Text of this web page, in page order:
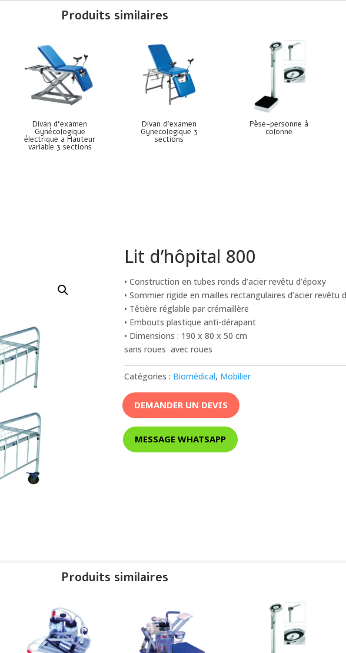
Produits similaires
Divan d’examen
Gynécologique
électrique a Hauteur
variable 3 sections
Divan d’examen
Gynecologique 3
sections
Pèse-personne à
colonne
Lit d’hôpital 800
• Construction en tubes ronds d’acier revêtu d’époxy
• Sommier rigide en mailles rectangulaires d’acier revêtu
• Têtière réglable par crémaillère
• Embouts plastique anti-dérapant
• Dimensions : 190 x 80 x 50 cm
sans roues avec roues
Catégories : Biomédical, Mobilier
DEMANDER UN DEVIS
MESSAGE WHATSAPP
Produits similaires